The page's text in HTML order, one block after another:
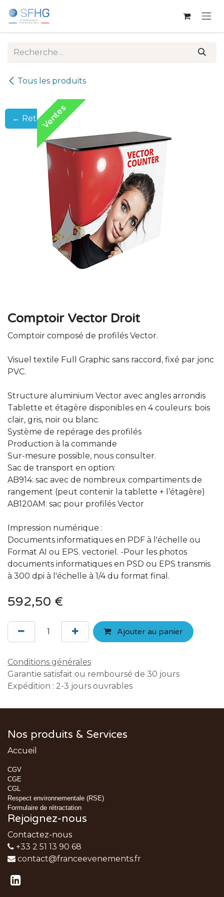
← Retour
Tous les produits
Ventes
Comptoir Vector Droit
Comptoir composé de profilés Vector.
Visuel textile Full Graphic sans raccord, fixé par jonc
PVC.
Structure aluminium Vector avec angles arrondis
Tablette et étagère disponibles en 4 couleurs: bois
clair, gris, noir ou blanc.
Système de repérage des profilés
Production à la commande
Sur-mesure possible, nous consulter.
Sac de transport en option:
AB914: sac avec de nombreux compartiments de
rangement (peut contenir la tablette + l’étagère)
AB120AM: sac pour profilés Vector
Impression numérique :
Documents informatiques en PDF à l'échelle ou
Format AI ou EPS. vectoriel. -Pour les photos
documents informatiques en PSD ou EPS transmis
à 300 dpi à l'échelle à 1/4 du format final.
592,50 €
Ajouter au panier
Conditions générales
Garantie satisfait ou remboursé de 30 jours
Expédition : 2-3 jours ouvrables
Nos produits & Services
Accueil
CGV
CGE
CGL
Respect environnementale (RSE)
Formulaire de rétractation
Rejoignez-nous
Contactez-nous
+33 2 51 13 90 68
contact@franceevenements.fr